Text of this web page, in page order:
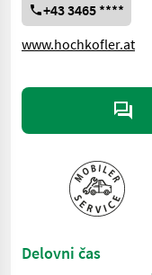
+43 3465 ****
www.hochkofler.at
Delovni čas